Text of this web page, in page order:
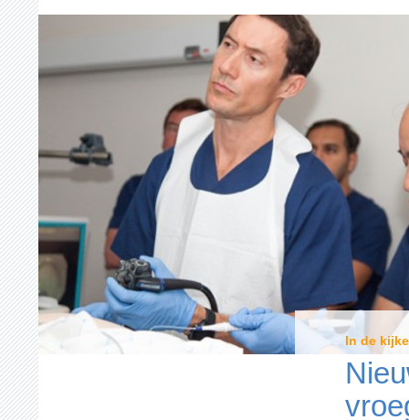
In de